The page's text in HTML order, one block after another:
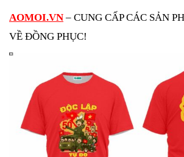
AOMOI.VN – CUNG CẤP CÁC SẢN
VỀ ĐỒNG PHỤC!